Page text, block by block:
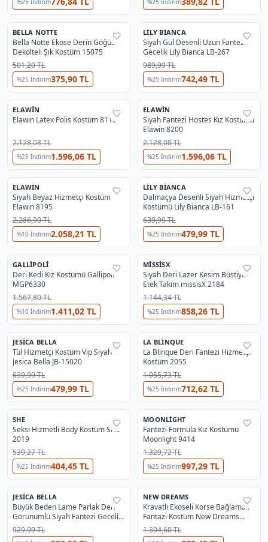
%25 İndirim %25 İndirim
%76
BELLA NOTTE
Bella Notte Ekose Derin Göğüs
Dekolteli Şık Kostüm 15075
501,20 TL
%25 İndirim375,90 TL
%38
LILY BIANCA
Siyah Gül Desenli Uzun Fantezi
Gecelik Lily Bianca LB-267
989,99 TL
%25 İndirim742,49 TL
%35
ELAWIN
Elawin Latex Polis Kostüm 8110
2.128,08 TL
%25 İndirim1.596,06 TL
%35
ELAWIN
Siyah Fantezi Hostes Kız Kostümü
Elawin 8200
2.128,08 TL
%25 İndirim1.596,06 TL
%22
⚡Flash
ELAWIN
Siyah Beyaz Hizmetçi Kostüm
Elawin 8195
2.286,90 TL
%10 İndirim2.058,21 TL
%38
LILY BIANCA
Dalmaçya Desenli Siyah Hizmetçi
Kostümü Lily Bianca LB-161
639,99 TL
%25 İndirim479,99 TL
%25
⚡Flash
GALLIPOLI
Deri Kedi Kız Kostümü Gallipoli
MGP6330
1.567,80 TL
%10 İndirim1.411,02 TL
%38
MISSISX
Siyah Deri Lazer Kesim Büstiyer
Etek Takım missisX 2184
1.144,34 TL
%25 İndirim858,26 TL
%38
JESICA BELLA
Tül Hizmetçi Kostüm Vip Siyah
Jesica Bella JB-15020
639,99 TL
%25 İndirim479,99 TL
%32
OUTLET
LA BLINQUE
La Blinque Deri Fantezi Hizmetçi
Kostüm 2055
1.055,73 TL
%25 İndirim712,62 TL
%43
SHE
Seksi Hizmetli Body Kostüm SHE
2019
539,27 TL
%25 İndirim404,45 TL
%29
MOONLIGHT
Fantezi Formula Kız Kostümü
Moonlight 9414
1.329,72 TL
%25 İndirim997,29 TL
%25
⚡Flash
JESICA BELLA
Büyük Beden Lame Parlak Deri
Görünümlü Siyah Fantezi Gecelik
Takım Jesica Bella JB-15058
929,99 TL
%37
NEW DREAMS
Kravatlı Ekoseli Korse Bağlamalı
Fantazi Kostüm New Dreams
8464
1.304,60 TL